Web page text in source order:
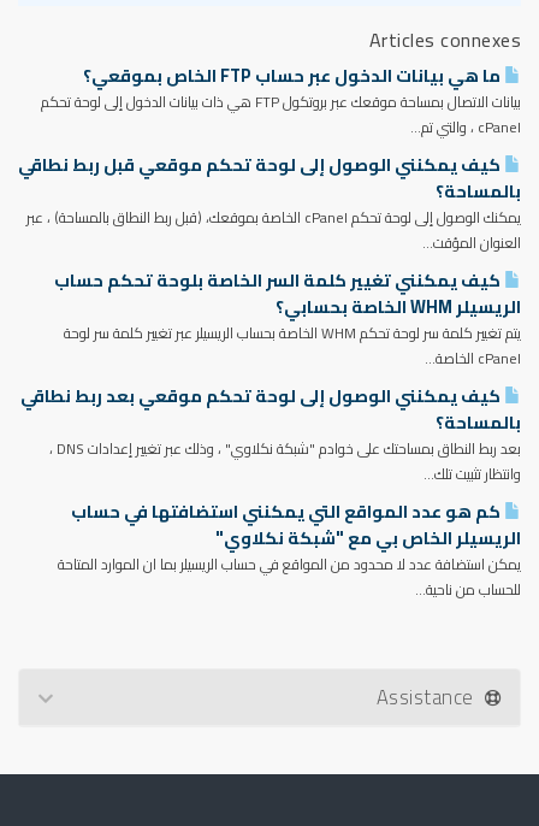
Articles connexes
ما هي بيانات الدخول عبر حساب FTP الخاص بموقعي؟
بيانات الاتصال بمساحة موقعك عبر بروتكول FTP هي ذات بيانات الدخول إلى لوحة تحكم
cPanel ، والتي تم...
كيف يمكنني الوصول إلى لوحة تحكم موقعي قبل ربط نطاقي
بالمساحة؟
يمكنك الوصول إلى لوحة تحكم cPanel الخاصة بموقعك، (قبل ربط النطاق بالمساحة) ، عبر
العنوان المؤقت...
كيف يمكنني تغيير كلمة السر الخاصة بلوحة تحكم حساب
الريسيلر WHM الخاصة بحسابي؟
يتم تغيير كلمة سر لوحة تحكم WHM الخاصة بحساب الريسيلر عبر تغيير كلمة سر لوحة
cPanel الخاصة...
كيف يمكنني الوصول إلى لوحة تحكم موقعي بعد ربط نطاقي
بالمساحة؟
بعد ربط النطاق بمساحتك على خوادم "شبكة نكلاوي" ، وذلك عبر تغيير إعدادات DNS ،
وانتظار تثبيت تلك...
كم هو عدد المواقع التي يمكنني استضافتها في حساب
الريسيلر الخاص بي مع "شبكة نكلاوي"
يمكن استضافة عدد لا محدود من المواقع في حساب الريسيلر بما ان الموارد المتاحة
للحساب من ناحية...